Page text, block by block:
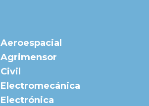
Aeroespacial
Agrimensor
Civil
Electromecánica
Electrónica